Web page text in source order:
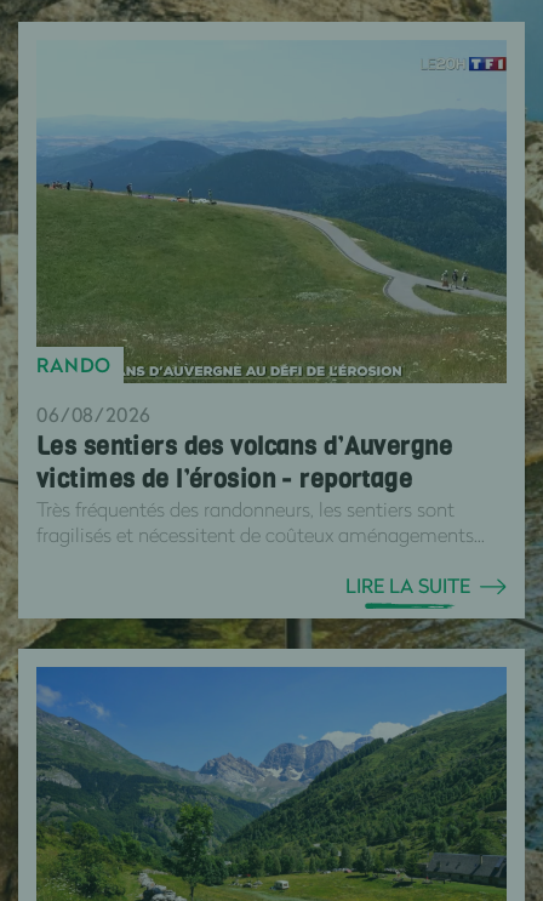
RANDO
06/08/2026
Les sentiers des volcans d’Auvergne
victimes de l’érosion - reportage
Très fréquentés des randonneurs, les sentiers sont
fragilisés et nécessitent de coûteux aménagements...
LIRE LA SUITE